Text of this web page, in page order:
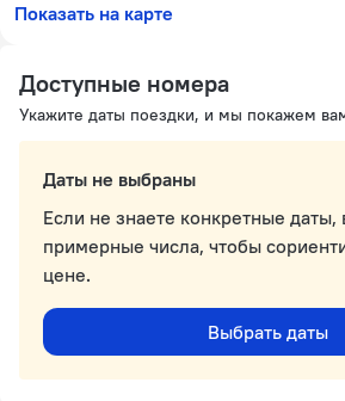
Показать на карте
Доступные номера
Укажите даты поездки, и мы покажем
Даты не выбраны
Если не знаете конкретные даты,
примерные числа, чтобы
цене.
Выбрать даты